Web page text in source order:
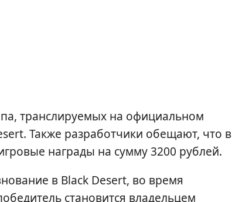
транслируемых на официальном
Также разработчики обещают, что в
награды на сумму 3200 рублей.
в Black Desert, во время
становится владельцем